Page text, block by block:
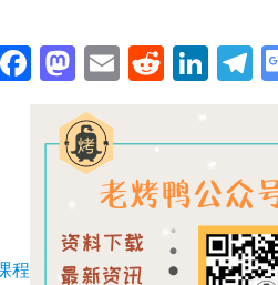
Messenger
Facebook
Mastodon
EmailReddit